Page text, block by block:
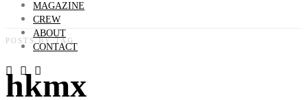
MAGAZINE
CREW
ABOUT
CONTACT
POSTS BY TAG
hkmx